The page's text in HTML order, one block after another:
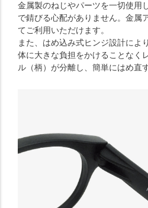
金属製のねじやパーツを一切使用
で錆びる心配がありません。金属
てご利用いただけます。
また、はめ込み式ヒンジ設計によ
体に大きな負担をかけることなく
ル（柄）が分離し、簡単にはめ直